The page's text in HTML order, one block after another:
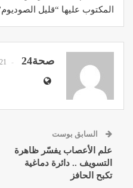
المكتوب عليها “قليل
صحة24 1721
السابق بوست
علم الأعصاب يفسّر ظاهرة
التسويف .. دائرة دماغية
تكبح الحافز